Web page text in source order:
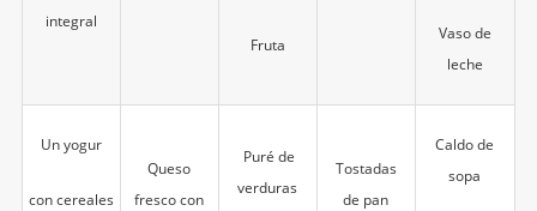
integral
Fruta
Vaso de
leche
Un yogur
con cereales
Queso
fresco con
Puré de
verduras
Tostadas
de pan
Caldo de
sopa